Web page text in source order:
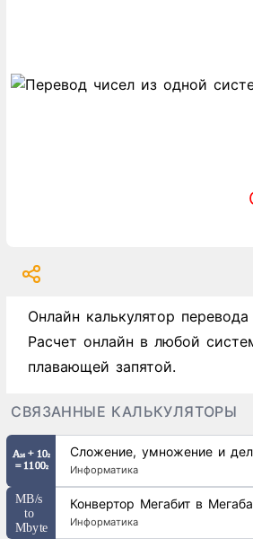
Онлайн калькулятор
Расчет онлайн в любой
плавающей запятой.
СВЯЗАННЫЕ КАЛЬКУЛЯТОРЫ
Сложение, умножение и
Информатика
Конвертор Мегабит в
Информатика